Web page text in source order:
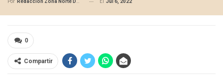
Por Redacción Zona Norte Daily El Jul 6, 2022
0
Compartir